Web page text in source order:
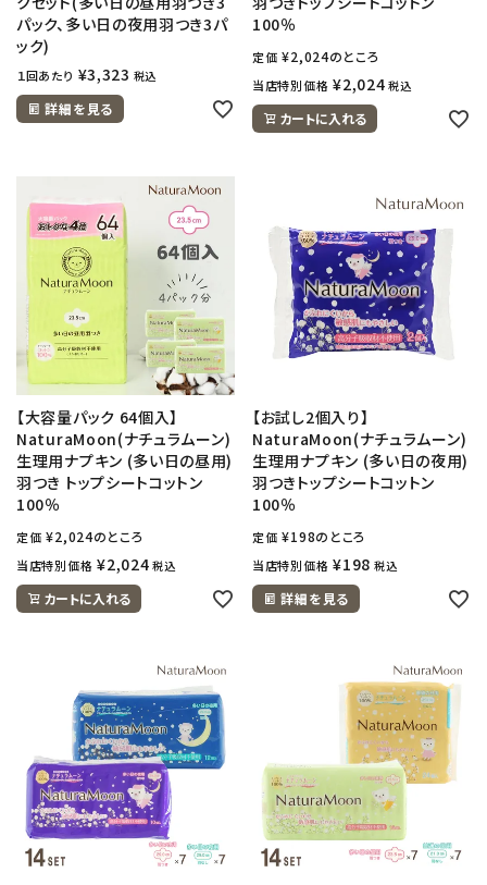
パック、多い日の夜用羽つき3パ
ック)
１回あたり ¥3,323 税込
詳細を見る
100％
定価 ¥2,024のところ
当店特別価格 ¥2,024 税込
カートに入れる
【大容量パック 64個入】
NaturaMoon(ナチュラムーン)
生理用ナプキン (多い日の昼用)
羽つき トップシートコットン
100％
定価 ¥2,024のところ
当店特別価格 ¥2,024 税込
カートに入れる
【お試し2個入り】
NaturaMoon(ナチュラムーン)
生理用ナプキン (多い日の夜用)
羽つきトップシートコットン
100％
定価 ¥198のところ
当店特別価格 ¥198 税込
詳細を見る